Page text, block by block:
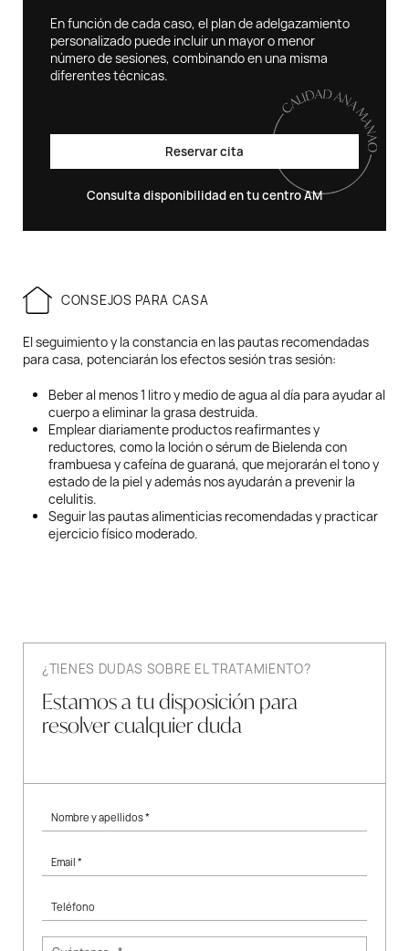
En función de cada caso, el plan de adelgazamiento
personalizado puede incluir un mayor o menor
número de sesiones, combinando en una misma
diferentes técnicas.
Reservar cita
Consulta disponibilidad en tu centro AM
CONSEJOS PARA CASA
El seguimiento y la constancia en las pautas recomendadas
para casa, potenciarán los efectos sesión tras sesión:
Beber al menos 1 litro y medio de agua al día para ayudar al
cuerpo a eliminar la grasa destruida.
Emplear diariamente productos reafirmantes y
reductores, como la loción o sérum de Bielenda con
frambuesa y cafeína de guaraná, que mejorarán el tono y
estado de la piel y además nos ayudarán a prevenir la
celulitis.
Seguir las pautas alimenticias recomendadas y practicar
ejercicio físico moderado.
¿TIENES DUDAS SOBRE EL TRATAMIENTO?
Estamos a tu disposición para
resolver cualquier duda
Nombre y apellidos *
Email *
Teléfono